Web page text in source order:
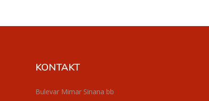
KONTAKT
Bulevar Mimar Sinana bb